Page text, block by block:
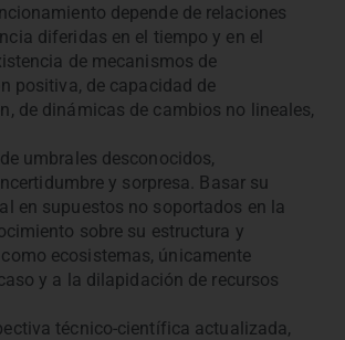
depende de relaciones
diferidas en el tiempo y en el
de mecanismos de
positiva, de capacidad de
de dinámicas de cambios no lineales,
umbrales desconocidos,
y sorpresa. Basar su
en supuestos no soportados en la
sobre su estructura y
ecosistemas, únicamente
y a la dilapidación de recursos
técnico-científica actualizada,